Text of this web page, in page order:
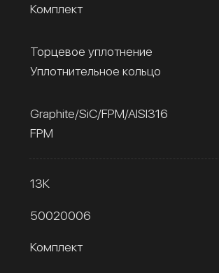
Комплект
Торцевое уплотнение
Уплотнительное кольцо
Graphite/SiC/FPM/AISI316
FPM
13К
50020006
Комплект